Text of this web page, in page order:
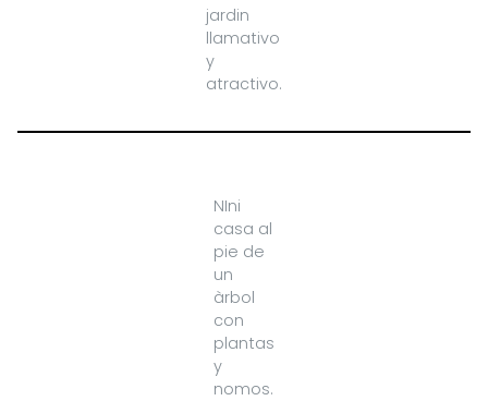
jardin
llamativo
y
atractivo.
NIni
casa al
pie de
un
àrbol
con
plantas
y
nomos.